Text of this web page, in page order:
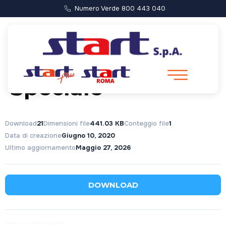
Numero Verde 800 443 040
Capitolato
Speciale
Download21Dimensioni file441.03 KBConteggio file1
Data di creazioneGiugno 10, 2020
Ultimo aggiornamentoMaggio 27, 2026
DOWNLOAD